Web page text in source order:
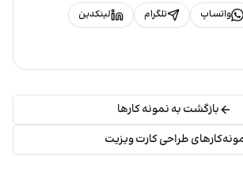
واتساپ تلگرام
لینکدین
بازگشت به نمونه کارها
طراحی کارت ویزیت